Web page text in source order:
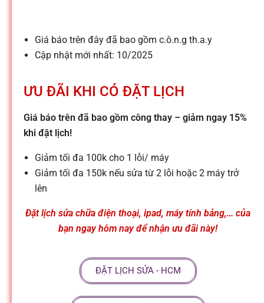
-
S
ử
a
c
h
Giá báo trên đây đã bao gồm c.ô.n.g th.a.y
Cập nhật mới nhất: 10/2025
ƯU ĐÃI KHI CÓ ĐẶT LỊCH
Giá báo trên đã bao gồm công thay – giảm ngay 15%
khi đặt lịch!
Giảm tối đa 100k cho 1 lỗi/ máy
Giảm tối đa 150k nếu sửa từ 2 lỗi hoặc 2 máy trở
lên
Đặt lịch sửa chữa điện thoại, ipad, máy tính bảng,… của
bạn ngay hôm nay để nhận ưu đãi này!
ĐẶT LỊCH SỬA - HCM